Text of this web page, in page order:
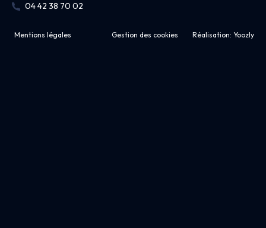
04 42 38 70 02
Mentions légales Gestion des cookies Réalisation: Yoozly